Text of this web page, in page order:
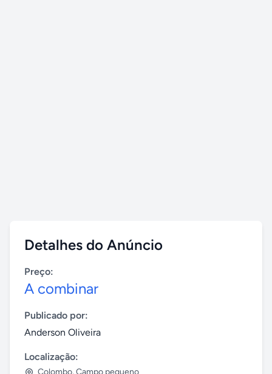
Detalhes do Anúncio
Preço:
A combinar
Publicado por:
Anderson Oliveira
Localização:
Colombo,Campo pequeno